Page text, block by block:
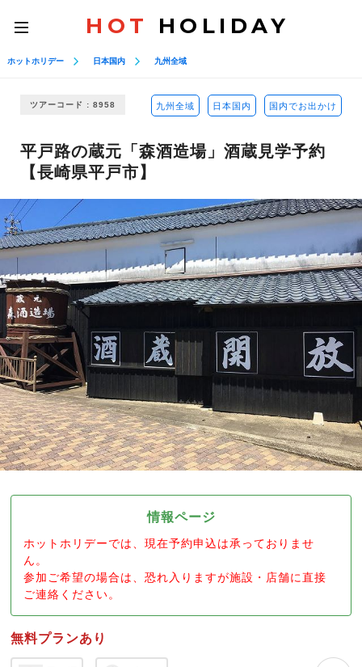
toggle
navigation
HOT HOLIDAY
ホットホリデー 日本国内 九州全域
ツアーコード : 8958 九州全域 日本国内 国内でお出かけ
平戸路の蔵元「森酒造場」酒蔵見学予約
【長崎県平戸市】
情報ページ
ホットホリデーでは、現在予約申込は承っておりませ
ん。
参加ご希望の場合は、恐れ入りますが施設・店舗に直接
ご連絡ください。
無料プランあり